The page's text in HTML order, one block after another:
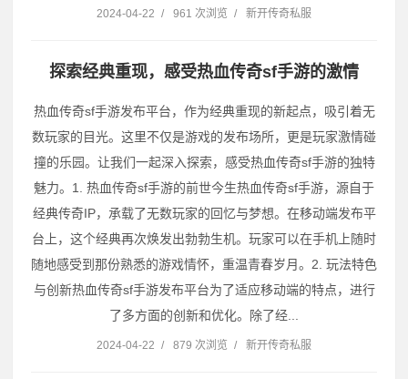
2024-04-22 / 961 次浏览 / 新开传奇私服
探索经典重现，感受热血传奇sf手游的激情
热血传奇sf手游发布平台，作为经典重现的新起点，吸引着无
数玩家的目光。这里不仅是游戏的发布场所，更是玩家激情碰
撞的乐园。让我们一起深入探索，感受热血传奇sf手游的独特
魅力。1. 热血传奇sf手游的前世今生热血传奇sf手游，源自于
经典传奇IP，承载了无数玩家的回忆与梦想。在移动端发布平
台上，这个经典再次焕发出勃勃生机。玩家可以在手机上随时
随地感受到那份熟悉的游戏情怀，重温青春岁月。2. 玩法特色
与创新热血传奇sf手游发布平台为了适应移动端的特点，进行
了多方面的创新和优化。除了经...
2024-04-22 / 879 次浏览 / 新开传奇私服